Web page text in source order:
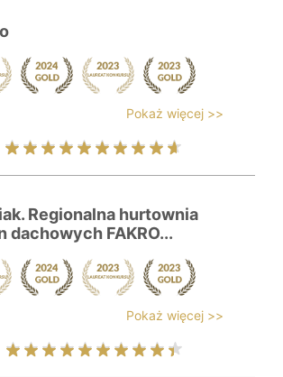
Pokaż więcej >>
Regionalna hurtownia
dachowych FAKRO...
Pokaż więcej >>